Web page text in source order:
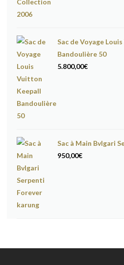
Sac de Voyage
Bandoulière 50
5.800,00€
Sac à Main Bvlgari
950,00€